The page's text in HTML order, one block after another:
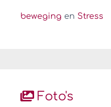
beweging en Stress
Foto's